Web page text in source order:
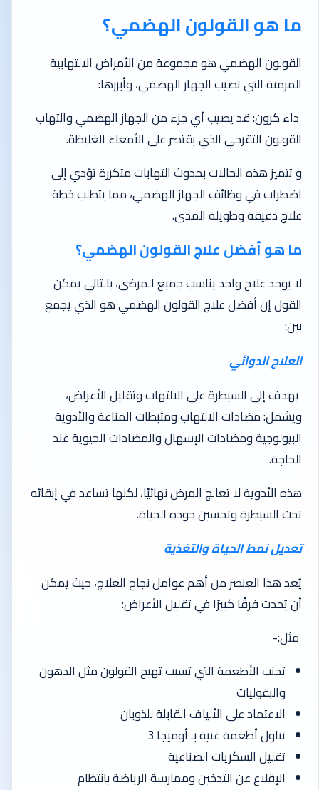
ما هو القولون الهضمي؟
القولون الهضمي هو مجموعة من الأمراض الالتهابية
المزمنة التي تصيب الجهاز الهضمي، وأبرزها:
داء كرون: قد يصيب أي جزء من الجهاز الهضمي والتهاب
القولون التقرحي الذي يقتصر على الأمعاء الغليظة.
و تتميز هذه الحالات بحدوث التهابات متكررة تؤدي إلى
اضطراب في وظائف الجهاز الهضمي، مما يتطلب خطة
علاج دقيقة وطويلة المدى.
ما هو أفضل علاج القولون الهضمي؟
لا يوجد علاج واحد يناسب جميع المرضى، بالتالي يمكن
القول إن أفضل علاج القولون الهضمي هو الذي يجمع
بين:
العلاج الدوائي
يهدف إلى السيطرة على الالتهاب وتقليل الأعراض،
ويشمل: مضادات الالتهاب ومثبطات المناعة والأدوية
البيولوجية ومضادات الإسهال والمضادات الحيوية عند
الحاجة.
هذه الأدوية لا تعالج المرض نهائيًا، لكنها تساعد في إبقائه
تحت السيطرة وتحسين جودة الحياة.
تعديل نمط الحياة والتغذية
يُعد هذا العنصر من أهم عوامل نجاح العلاج، حيث يمكن
أن يُحدث فرقًا كبيرًا في تقليل الأعراض:
مثل:-
تجنب الأطعمة التي تسبب تهيج القولون مثل الدهون
والبقوليات
الاعتماد على الألياف القابلة للذوبان
تناول أطعمة غنية بـ أوميجا 3
تقليل السكريات الصناعية
الإقلاع عن التدخين وممارسة الرياضة بانتظام